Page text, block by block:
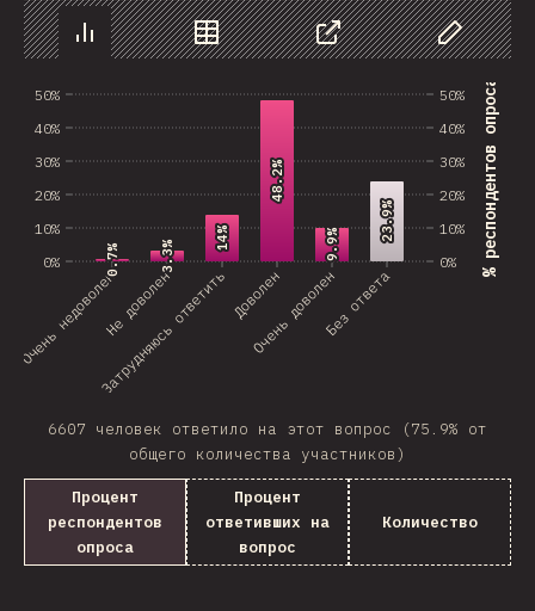
График Данные Поделиться Изменить
0%
10%
20%
30%
40%
50% % респондентов опроса
Очень недоволенНе доволен
Затрудняюсь ответить Доволен
Очень доволенБез ответа
0%
10%
20%
30%
40%
50%
0.7%
0.7% 3.3%
3.3%
14%
14%
48.2%
48.2%
9.9%
9.9%
23.9%
23.9%
6607 человек ответило на этот вопрос (75.9% от
общего количества участников)
Процент
респондентов
опроса
Процент
ответивших на
вопрос
Количество